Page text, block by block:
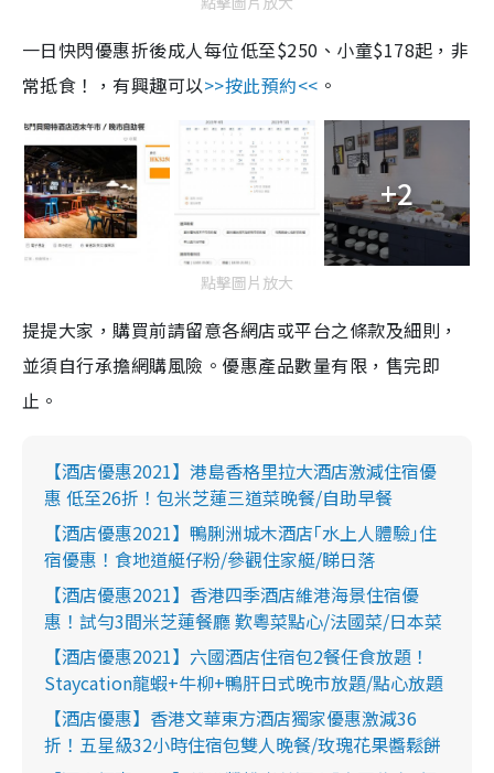
一日快閃優惠折後成人每位低至$250、小童$178起，非
常抵食！，有興趣可以>>按此預約<< 。
+2
點擊圖片放大
提提大家，購買前請留意各網店或平台之條款及細則，
並須自行承擔網購風險。優惠產品數量有限，售完即
止。
【酒店優惠2021】港島香格里拉大酒店激減住宿優
惠 低至26折！包米芝蓮三道菜晚餐/自助早餐
【酒店優惠2021】鴨脷洲城木酒店｢水上人體驗｣住
宿優惠！食地道艇仔粉/參觀住家艇/睇日落
【酒店優惠2021】香港四季酒店維港海景住宿優
惠！試勻3間米芝蓮餐廳 歎粵菜點心/法國菜/日本菜
【酒店優惠2021】六國酒店住宿包2餐任食放題！
Staycation龍蝦+牛柳+鴨肝日式晚市放題/點心放題
【酒店優惠】香港文華東方酒店獨家優惠激減36
折！五星級32小時住宿包雙人晚餐/玫瑰花果醬鬆餅